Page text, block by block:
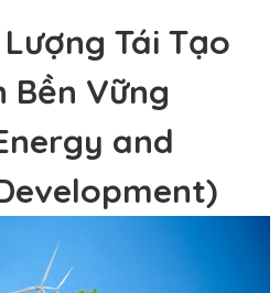
Tái Tạo
Bền Vững
and